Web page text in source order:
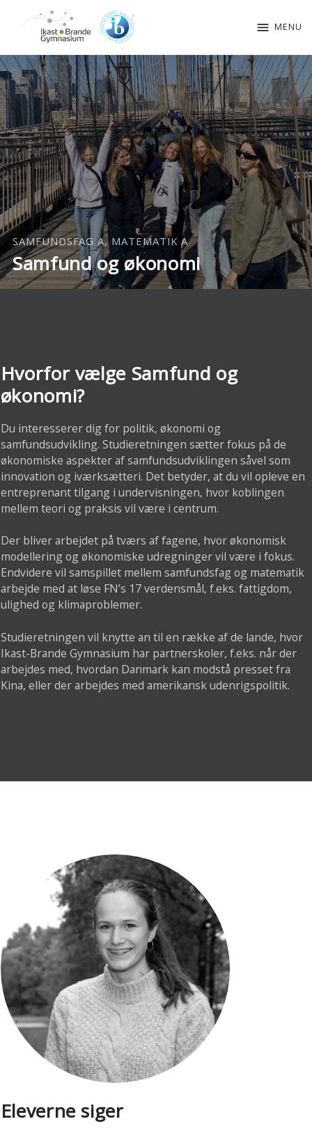
menu MENU
SAMFUNDSFAG A, MATEMATIK A
Samfund og økonomi
Hvorfor vælge Samfund og
økonomi?
Du interesserer dig for politik, økonomi og
samfundsudvikling. Studieretningen sætter fokus på de
økonomiske aspekter af samfundsudviklingen såvel som
innovation og iværksætteri. Det betyder, at du vil opleve en
entreprenant tilgang i undervisningen, hvor koblingen
mellem teori og praksis vil være i centrum.
Der bliver arbejdet på tværs af fagene, hvor økonomisk
modellering og økonomiske udregninger vil være i fokus.
Endvidere vil samspillet mellem samfundsfag og matematik
arbejde med at løse FN’s 17 verdensmål, f.eks. fattigdom,
ulighed og klimaproblemer.
Studieretningen vil knytte an til en række af de lande, hvor
Ikast-Brande Gymnasium har partnerskoler, f.eks. når der
arbejdes med, hvordan Danmark kan modstå presset fra
Kina, eller der arbejdes med amerikansk udenrigspolitik.
Eleverne siger